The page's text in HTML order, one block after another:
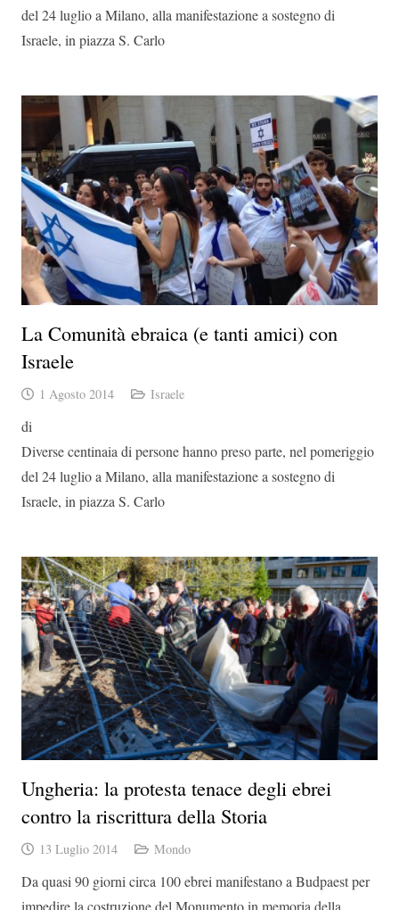
del 24 luglio a Milano, alla manifestazione a sostegno di
Israele, in piazza S. Carlo
La Comunità ebraica (e tanti amici) con
Israele
1 Agosto 2014 Israele
di
Diverse centinaia di persone hanno preso parte, nel pomeriggio
del 24 luglio a Milano, alla manifestazione a sostegno di
Israele, in piazza S. Carlo
Ungheria: la protesta tenace degli ebrei
contro la riscrittura della Storia
13 Luglio 2014 Mondo
Da quasi 90 giorni circa 100 ebrei manifestano a Budpaest per